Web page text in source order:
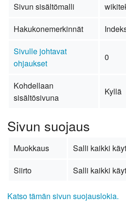
Sivun sisältömalli
Hakukonemerkinnät
Sivulle johtavat
ohjaukset
0
Kohdellaan
sisältösivuna
Kyllä
Sivun suojaus
Muokkaus
Salli kaikki
Siirto
Salli kaikki
Katso tämän sivun suojauslokia.